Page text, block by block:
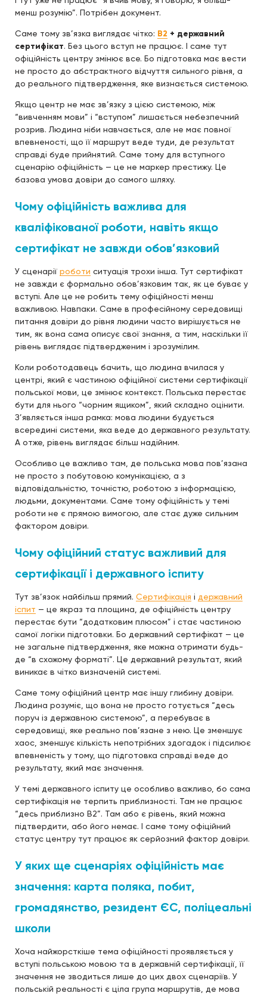
менш розумію”. Потрібен документ.
Саме тому зв’язка виглядає чітко: B2 + державний
сертифікат. Без цього вступ не працює. І саме тут
офіційність центру змінює все. Бо підготовка має вести
не просто до абстрактного відчуття сильного рівня, а
до реального підтвердження, яке визнається системою.
Якщо центр не має зв’язку з цією системою, між
“вивченням мови” і “вступом” лишається небезпечний
розрив. Людина ніби навчається, але не має повної
впевненості, що її маршрут веде туди, де результат
справді буде прийнятий. Саме тому для вступного
сценарію офіційність — це не маркер престижу. Це
базова умова довіри до самого шляху.
Чому офіційність важлива для
кваліфікованої роботи, навіть якщо
сертифікат не завжди обов’язковий
У сценарії роботи ситуація трохи інша. Тут сертифікат
не завжди є формально обов’язковим так, як це буває у
вступі. Але це не робить тему офіційності менш
важливою. Навпаки. Саме в професійному середовищі
питання довіри до рівня людини часто вирішується не
тим, як вона сама описує свої знання, а тим, наскільки її
рівень виглядає підтвердженим і зрозумілим.
Коли роботодавець бачить, що людина вчилася у
центрі, який є частиною офіційної системи сертифікації
польської мови, це змінює контекст. Польська перестає
бути для нього “чорним ящиком”, який складно оцінити.
З’являється інша рамка: мова людини будується
всередині системи, яка веде до державного результату.
А отже, рівень виглядає більш надійним.
Особливо це важливо там, де польська мова пов’язана
не просто з побутовою комунікацією, а з
відповідальністю, точністю, роботою з інформацією,
людьми, документами. Саме тому офіційність у темі
роботи не є прямою вимогою, але стає дуже сильним
фактором довіри.
Чому офіційний статус важливий для
сертифікації і державного іспиту
Тут зв’язок найбільш прямий. Сертифікація і державний
іспит — це якраз та площина, де офіційність центру
перестає бути “додатковим плюсом” і стає частиною
самої логіки підготовки. Бо державний сертифікат — це
не загальне підтвердження, яке можна отримати будь-
де “в схожому форматі”. Це державний результат, який
виникає в чітко визначеній системі.
Саме тому офіційний центр має іншу глибину довіри.
Людина розуміє, що вона не просто готується “десь
поруч із державною системою”, а перебуває в
середовищі, яке реально пов’язане з нею. Це зменшує
хаос, зменшує кількість непотрібних здогадок і підсилює
впевненість у тому, що підготовка справді веде до
результату, який має значення.
У темі державного іспиту це особливо важливо, бо сама
сертифікація не терпить приблизності. Там не працює
“десь приблизно B2”. Там або є рівень, який можна
підтвердити, або його немає. І саме тому офіційний
статус центру тут працює як серйозний фактор довіри.
У яких ще сценаріях офіційність має
значення: карта поляка, побит,
громадянство, резидент ЄС, поліцеальні
школи
Хоча найжорсткіше тема офіційності проявляється у
вступі польською мовою та в державній сертифікації, її
значення не зводиться лише до цих двох сценаріїв. У
польській реальності є ціла група маршрутів, де мова